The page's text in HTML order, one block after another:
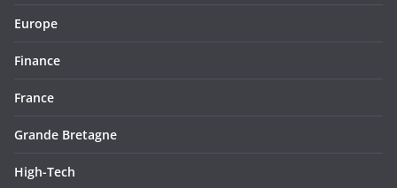
Europe
Finance
France
Grande Bretagne
High-Tech